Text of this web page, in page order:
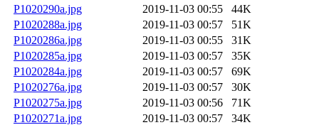
P1020290a.jpg
2019-11-03 00:55
44K
P1020288a.jpg
2019-11-03 00:57
51K
P1020286a.jpg
2019-11-03 00:55
31K
P1020285a.jpg
2019-11-03 00:57
35K
P1020284a.jpg
2019-11-03 00:57
69K
P1020276a.jpg
2019-11-03 00:57
30K
P1020275a.jpg
2019-11-03 00:56
71K
P1020271a.jpg
2019-11-03 00:57
34K